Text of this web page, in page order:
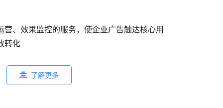
、效果监控的服务，使企业广告触达核心用
转化
了解更多